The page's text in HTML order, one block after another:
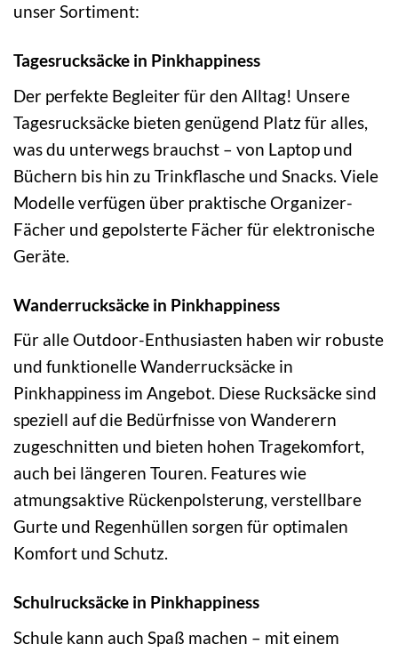
unser Sortiment:
Tagesrucksäcke in Pinkhappiness
Der perfekte Begleiter für den Alltag! Unsere
Tagesrucksäcke bieten genügend Platz für alles,
was du unterwegs brauchst – von Laptop und
Büchern bis hin zu Trinkflasche und Snacks. Viele
Modelle verfügen über praktische Organizer-
Fächer und gepolsterte Fächer für elektronische
Geräte.
Wanderrucksäcke in Pinkhappiness
Für alle Outdoor-Enthusiasten haben wir robuste
und funktionelle Wanderrucksäcke in
Pinkhappiness im Angebot. Diese Rucksäcke sind
speziell auf die Bedürfnisse von Wanderern
zugeschnitten und bieten hohen Tragekomfort,
auch bei längeren Touren. Features wie
atmungsaktive Rückenpolsterung, verstellbare
Gurte und Regenhüllen sorgen für optimalen
Komfort und Schutz.
Schulrucksäcke in Pinkhappiness
Schule kann auch Spaß machen – mit einem